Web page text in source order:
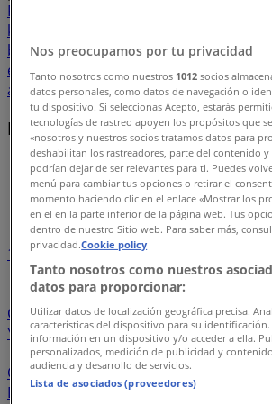
Featured
kiegészítők
barkácsolásGyógyszertárak és szépség
és szabadidőAutók, motorkerékpárok
alkatrészekÉttermekBankok és
Közeli üzletek
Tiendeo Abony-en»
Üzletek listája itt: Abony
1 345
Lidl
Aldi Kik Tesco
Coop
Spar Sinsay Penny Market
Yettel
One Zara BENU
Adidas
OTP Bank JYSK
Orsay
Erste Bank CCC
Alma
Decathlon
K&H Bank Pandora
Nos preocupamos por tu privacidad
Tanto nosotros como nuestros 1012 socios
datos personales, como datos de navegación o
tu dispositivo. Si seleccionas Acepto, estarás
tecnologías de rastreo apoyen los propósitos que
«nosotros y nuestros socios tratamos datos para
deshabilitan los rastreadores, parte del contenido
podrían dejar de ser relevantes para ti. Puedes
menú para cambiar tus opciones o retirar el
momento haciendo clic en el enlace «Mostrar los
en el en la parte inferior de la página web. Tus
dentro de nuestro Sitio web. Para saber más,
privacidad.Cookie policy
Tanto nosotros como nuestros
datos para proporcionar:
Utilizar datos de localización geográfica precisa.
características del dispositivo para su
información en un dispositivo y/o acceder a ella.
personalizados, medición de publicidad y
audiencia y desarrollo de servicios.
Lista de asociados (proveedores)